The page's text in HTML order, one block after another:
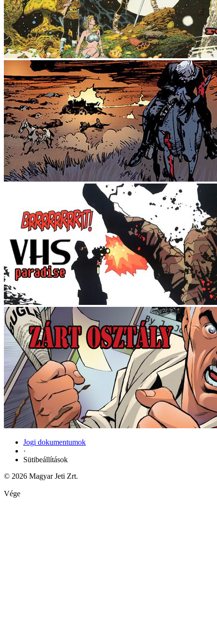
Jogi dokumentumok
·
Sütibeállítások
© 2026 Magyar Jeti Zrt.
Vége